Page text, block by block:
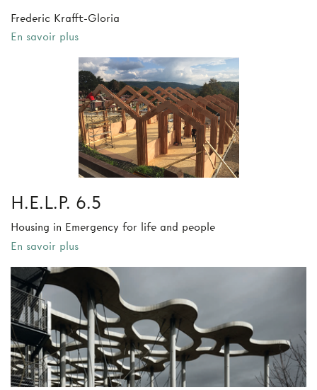
Frederic Krafft-Gloria
En savoir plus
H.E.L.P. 6.5
Housing in Emergency for life and people
En savoir plus